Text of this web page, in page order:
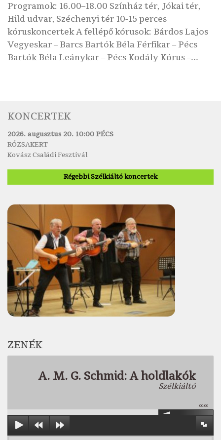
Programok: 16.00–18.00 Színház tér, Jókai tér,
Hild udvar, Széchenyi tér 10-15 perces
kóruskoncertek A fellépő kórusok: Bárdos Lajos
Vegyeskar – Barcs Bartók Béla Férfikar – Pécs
Bartók Béla Leánykar – Pécs Kodály Kórus –...
KONCERTEK
2026. augusztus 20. 10:00 PÉCS
RÓZSAKERT
Kovász Családi Fesztivál
Régebbi Szélkiáltó koncertek
ZENÉK
A. M. G. Schmid: A holdlakók
Szélkiáltó
00:00